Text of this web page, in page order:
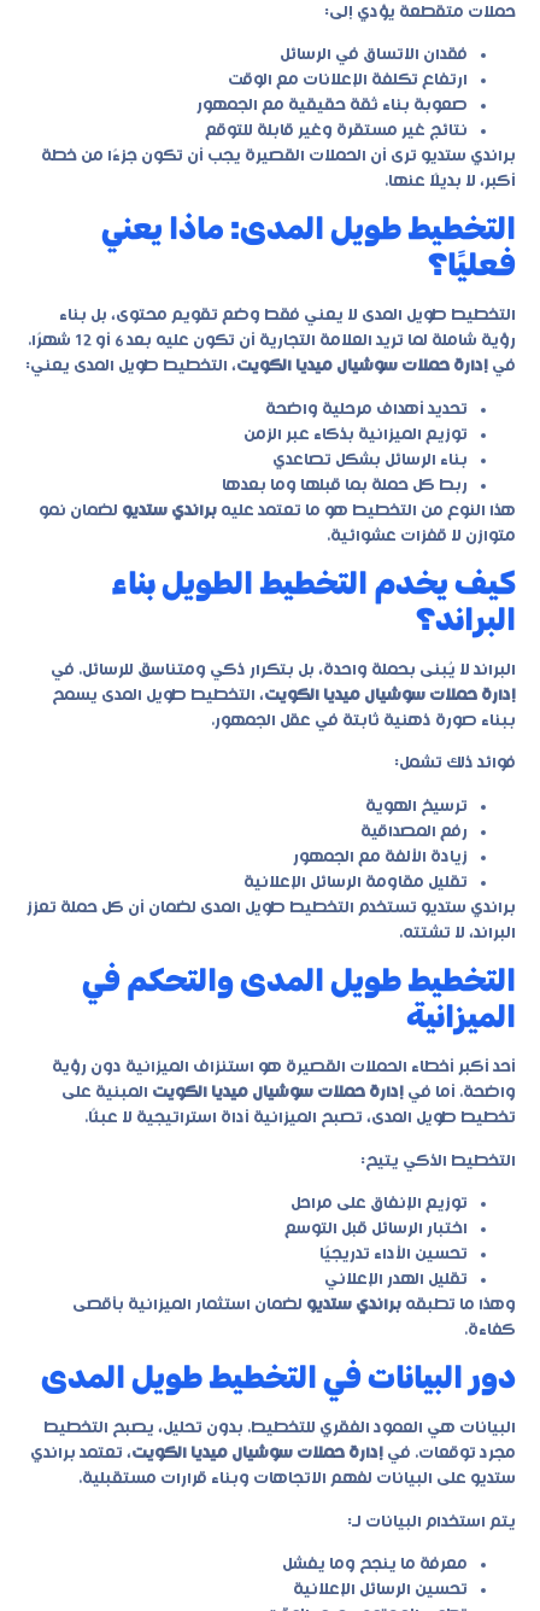
حملات متقطعة يؤدي إلى:
فقدان الاتساق في الرسائل
ارتفاع تكلفة الإعلانات مع الوقت
صعوبة بناء ثقة حقيقية مع الجمهور
نتائج غير مستقرة وغير قابلة للتوقع
براندي ستديو ترى أن الحملات القصيرة يجب أن تكون جزءًا من خطة
أكبر، لا بديلًا عنها.
التخطيط طويل المدى: ماذا يعني
فعليًا؟
التخطيط طويل المدى لا يعني فقط وضع تقويم محتوى، بل بناء
رؤية شاملة لما تريد العلامة التجارية أن تكون عليه بعد 6 أو 12 شهرًا.
في إدارة حملات سوشيال ميديا الكويت، التخطيط طويل المدى يعني:
تحديد أهداف مرحلية واضحة
توزيع الميزانية بذكاء عبر الزمن
بناء الرسائل بشكل تصاعدي
ربط كل حملة بما قبلها وما بعدها
هذا النوع من التخطيط هو ما تعتمد عليه براندي ستديو لضمان نمو
متوازن لا قفزات عشوائية.
كيف يخدم التخطيط الطويل بناء
البراند؟
البراند لا يُبنى بحملة واحدة، بل بتكرار ذكي ومتناسق للرسائل. في
إدارة حملات سوشيال ميديا الكويت، التخطيط طويل المدى يسمح
ببناء صورة ذهنية ثابتة في عقل الجمهور.
فوائد ذلك تشمل:
ترسيخ الهوية
رفع المصداقية
زيادة الألفة مع الجمهور
تقليل مقاومة الرسائل الإعلانية
براندي ستديو تستخدم التخطيط طويل المدى لضمان أن كل حملة تعزز
البراند، لا تشتته.
التخطيط طويل المدى والتحكم في
الميزانية
أحد أكبر أخطاء الحملات القصيرة هو استنزاف الميزانية دون رؤية
واضحة. أما في إدارة حملات سوشيال ميديا الكويت المبنية على
تخطيط طويل المدى، تصبح الميزانية أداة استراتيجية لا عبئًا.
التخطيط الذكي يتيح:
توزيع الإنفاق على مراحل
اختبار الرسائل قبل التوسع
تحسين الأداء تدريجيًا
تقليل الهدر الإعلاني
وهذا ما تطبقه براندي ستديو لضمان استثمار الميزانية بأقصى
كفاءة.
دور البيانات في التخطيط طويل المدى
البيانات هي العمود الفقري للتخطيط. بدون تحليل، يصبح التخطيط
مجرد توقعات. في إدارة حملات سوشيال ميديا الكويت، تعتمد براندي
ستديو على البيانات لفهم الاتجاهات وبناء قرارات مستقبلية.
يتم استخدام البيانات لـ:
معرفة ما ينجح وما يفشل
تحسين الرسائل الإعلانية